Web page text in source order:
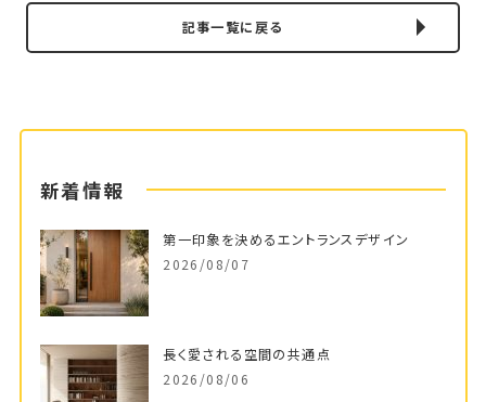
記事一覧に戻る
新着情報
第一印象を決めるエントランスデザイン
2026/08/07
長く愛される空間の共通点
2026/08/06